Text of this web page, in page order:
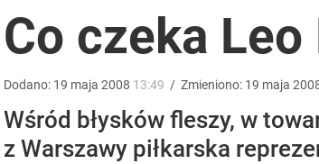
Przywiozłem cenną lekcję z Danii. Tego
Co czeka
Dodano: 19 maja 2008 13:49 / Zmieniono: 19 maja
Wśród błysków fleszy, w
z Warszawy piłkarska